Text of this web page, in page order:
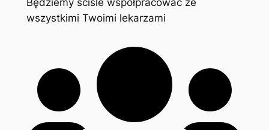
Będziemy ściśle współpracować ze
wszystkimi Twoimi lekarzami